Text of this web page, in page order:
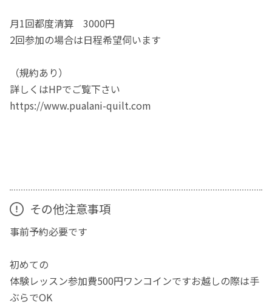
月1回都度清算 3000円
2回参加の場合は日程希望伺います
（規約あり）
詳しくはHPでご覧下さい
https://www.pualani-quilt.com
その他注意事項
事前予約必要です
初めての
体験レッスン参加費500円ワンコインですお越しの際は手
ぶらでOK